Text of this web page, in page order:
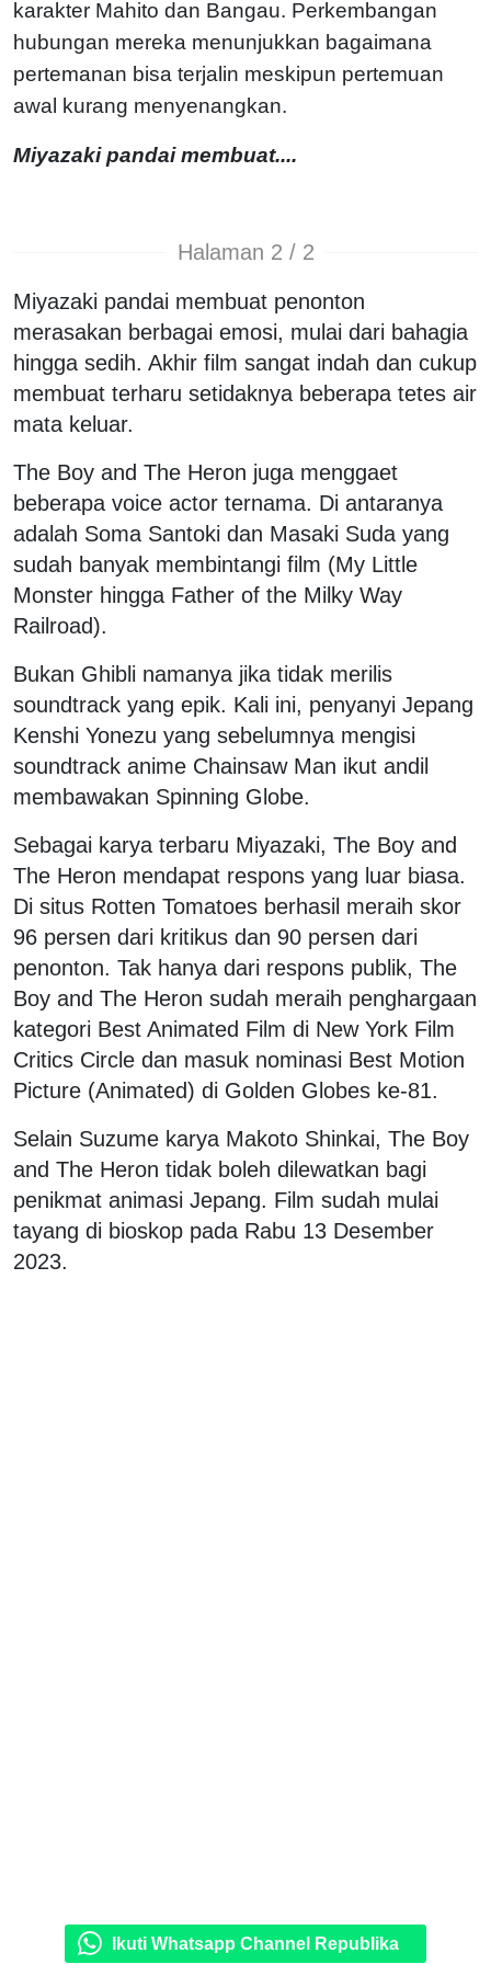
karakter Mahito dan Bangau. Perkembangan
hubungan mereka menunjukkan bagaimana
pertemanan bisa terjalin meskipun pertemuan
awal kurang menyenangkan.
Miyazaki pandai membuat....
Halaman 2 / 2
Miyazaki pandai membuat penonton
merasakan berbagai emosi, mulai dari bahagia
hingga sedih. Akhir film sangat indah dan cukup
membuat terharu setidaknya beberapa tetes air
mata keluar.
The Boy and The Heron juga menggaet
beberapa voice actor ternama. Di antaranya
adalah Soma Santoki dan Masaki Suda yang
sudah banyak membintangi film (My Little
Monster hingga Father of the Milky Way
Railroad).
Bukan Ghibli namanya jika tidak merilis
soundtrack yang epik. Kali ini, penyanyi Jepang
Kenshi Yonezu yang sebelumnya mengisi
soundtrack anime Chainsaw Man ikut andil
membawakan Spinning Globe.
Sebagai karya terbaru Miyazaki, The Boy and
The Heron mendapat respons yang luar biasa.
Di situs Rotten Tomatoes berhasil meraih skor
96 persen dari kritikus dan 90 persen dari
penonton. Tak hanya dari respons publik, The
Boy and The Heron sudah meraih penghargaan
kategori Best Animated Film di New York Film
Critics Circle dan masuk nominasi Best Motion
Picture (Animated) di Golden Globes ke-81.
Selain Suzume karya Makoto Shinkai, The Boy
and The Heron tidak boleh dilewatkan bagi
penikmat animasi Jepang. Film sudah mulai
tayang di bioskop pada Rabu 13 Desember
2023.
Ikuti Whatsapp Channel Republika